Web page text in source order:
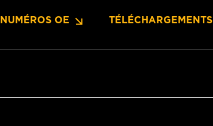
NUMÉROS OE TÉLÉCHARGEMENTS